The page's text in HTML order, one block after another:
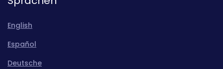
English
Español
Deutsche